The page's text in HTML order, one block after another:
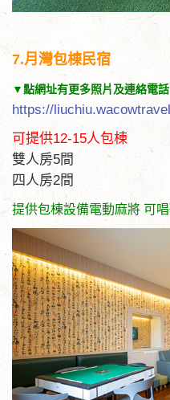
7.月灣包棟民宿
▼點網址有更多照片及連絡電
https://
可提供12-15人包棟
雙人房5間
四人房2間
提供包棟設備電動麻將 可